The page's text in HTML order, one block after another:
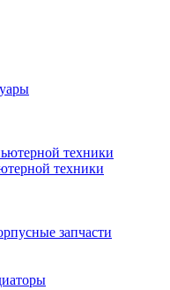
техники
техники
запчасти